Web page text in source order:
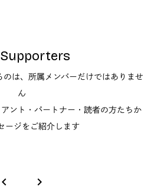
は、所属メンバーだけではありませ
ん
ント・パートナー・読者の方たちか
ージをご紹介します
keyboard_arrow_left keyboard_arrow_right